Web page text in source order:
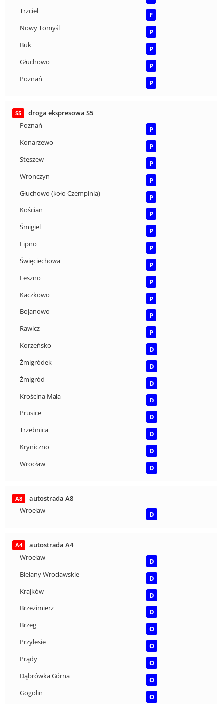
Trzciel
F
Nowy Tomyśl
P
Buk
P
Głuchowo
P
Poznań
P
S5
droga ekspresowa S5
Poznań
P
Konarzewo
P
Stęszew
P
Wronczyn
P
Głuchowo (koło Czempinia)
P
Kościan
P
Śmigiel
P
Lipno
P
Święciechowa
P
Leszno
P
Kaczkowo
P
Bojanowo
P
Rawicz
P
Korzeńsko
D
Żmigródek
D
Żmigród
D
Krościna Mała
D
Prusice
D
Trzebnica
D
Kryniczno
D
Wrocław
D
A8
autostrada A8
Wrocław
D
A4
autostrada A4
Wrocław
D
Bielany Wrocławskie
D
Krajków
D
Brzezimierz
D
Brzeg
O
Przylesie
O
Prądy
O
Dąbrówka Górna
O
Gogolin
O